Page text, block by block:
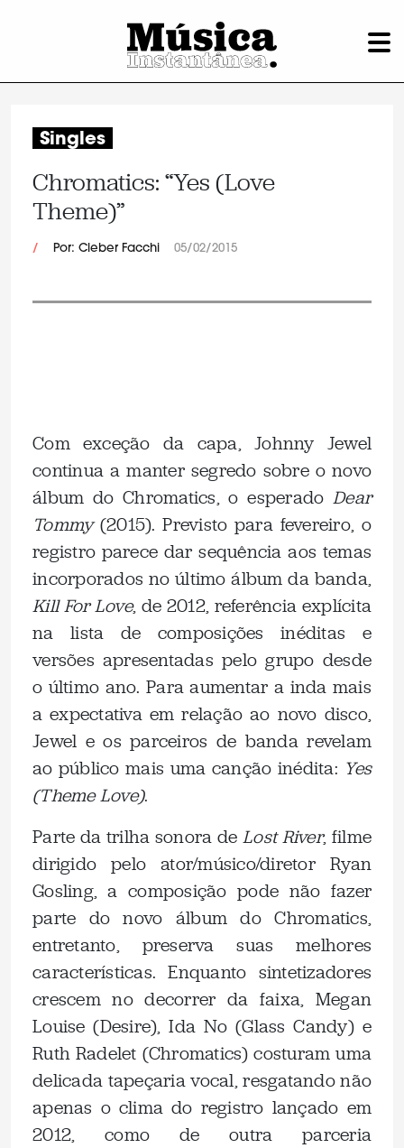
Singles
Chromatics: “Yes (Love
Theme)”
/ Por: Cleber Facchi 05/02/2015
Com exceção da capa, Johnny Jewel
continua a manter segredo sobre o novo
álbum do Chromatics, o esperado Dear
Tommy(2015). Previsto para fevereiro, o
registro parece dar sequência aos temas
incorporados no último álbum da banda,
Kill For Love, de 2012, referência explícita
na lista de composições inéditas e
versões apresentadas pelo grupo desde
o último ano. Para aumentar a inda mais
a expectativa em relação ao novo disco,
Jewel e os parceiros de banda revelam
ao público mais uma canção inédita: Yes
(Theme Love).
Parte da trilha sonora deLost River, filme
dirigido pelo ator/músico/diretor Ryan
Gosling, a composição pode não fazer
parte do novo álbum do Chromatics,
entretanto, preserva suas melhores
características. Enquanto sintetizadores
crescem no decorrer da faixa, Megan
Louise (Desire), Ida No (Glass Candy) e
Ruth Radelet (Chromatics) costuram uma
delicada tapeçaria vocal, resgatando não
apenas o clima do registro lançado em
2012, como de outra parceria